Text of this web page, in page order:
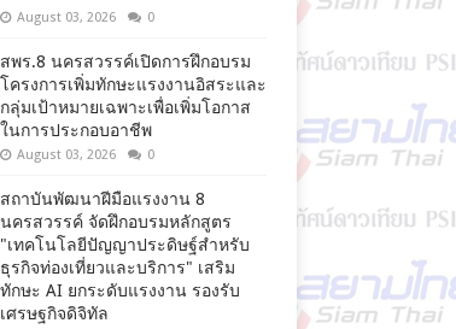
August 03, 2026 0
สพร.8 นครสวรรค์เปิดการฝึกอบรม
โครงการเพิ่มทักษะแรงงานอิสระและ
กลุ่มเป้าหมายเฉพาะเพื่อเพิ่มโอกาส
ในการประกอบอาชีพ
August 03, 2026 0
สถาบันพัฒนาฝีมือแรงงาน 8
นครสวรรค์ จัดฝึกอบรมหลักสูตร
"เทคโนโลยีปัญญาประดิษฐ์สำหรับ
ธุรกิจท่องเที่ยวและบริการ" เสริม
ทักษะ AI ยกระดับแรงงาน รองรับ
เศรษฐกิจดิจิทัล